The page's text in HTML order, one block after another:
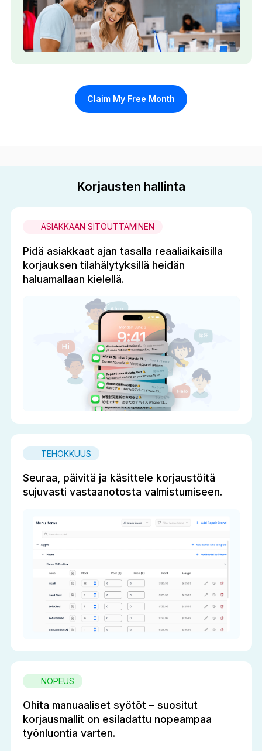
Claim My Free Month
Korjausten hallinta
ASIAKKAAN SITOUTTAMINEN
Pidä asiakkaat ajan tasalla reaaliaikaisilla
korjauksen tilahälytyksillä heidän
haluamallaan kielellä.
TEHOKKUUS
Seuraa, päivitä ja käsittele korjaustöitä
sujuvasti vastaanotosta valmistumiseen.
NOPEUS
Ohita manuaaliset syötöt – suositut
korjausmallit on esiladattu nopeampaa
työnluontia varten.